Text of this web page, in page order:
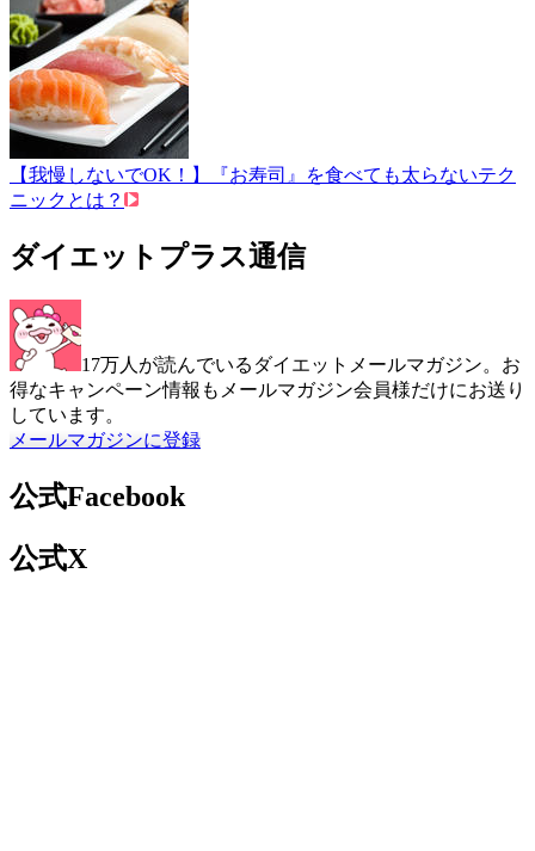
【我慢しないでOK！】『お寿司』を食べても太らないテク
ニックとは？
ダイエットプラス通信
17万人が読んでいるダイエットメールマガジン。お
得なキャンペーン情報もメールマガジン会員様だけにお送り
しています。
メールマガジンに登録
公式Facebook
公式X